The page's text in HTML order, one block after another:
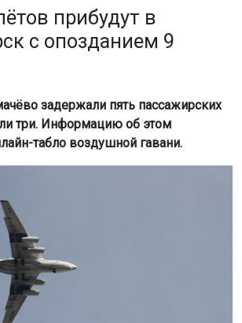
прибудут в
с опозданием 9
задержали пять пассажирских
три. Информацию об этом
табло воздушной гавани.